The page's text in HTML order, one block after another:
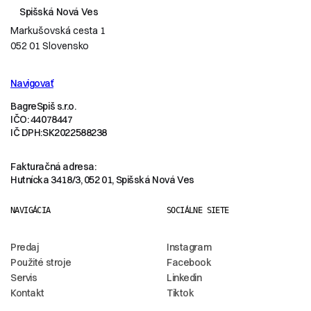
OKRUH 3 – TLAK (BAR)
206 bar
áno
OKRUH 4 – NASTAVITEĽNÝ
OKRUH 4 – PRIETOK (L/MIN)
206 bar
TYP JAZDNÉHO MOTORA
Spišská Nová Ves
Markušovská cesta 1
052 01 Slovensko
Navigovať
BagreSpiš s.r.o.
IČO: 44078447
IČ DPH:SK2022588238
Fakturačná adresa:
Hutnícka 3418/3, 052 01, Spišská Nová Ves
NAVIGÁCIA
Predaj
Použité stroje
Servis
Kontakt
SOCIÁLNE SIETE
Instagram
Facebook
Linkedin
Tiktok